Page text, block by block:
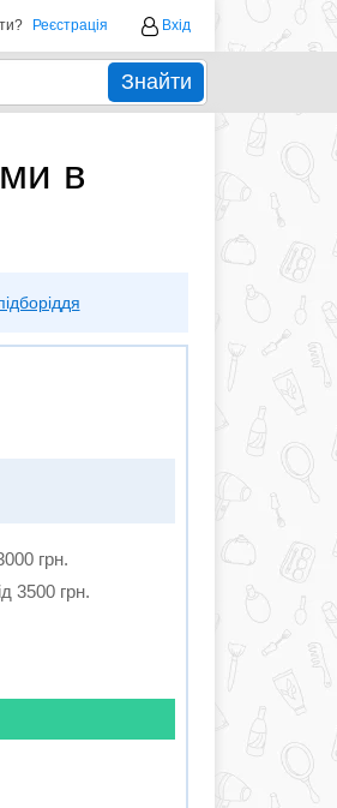
Реєстрація Вхід
Знайти
в
грн.
3500 грн.